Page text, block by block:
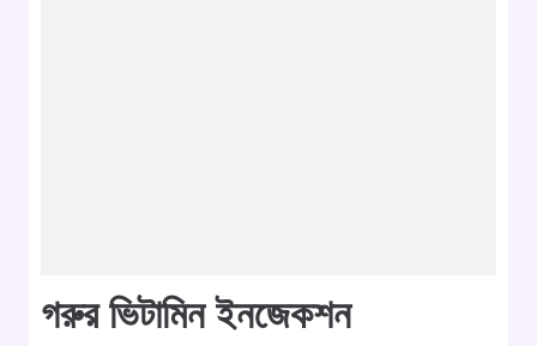
গরুর ভিটামিন ইনজেকশন